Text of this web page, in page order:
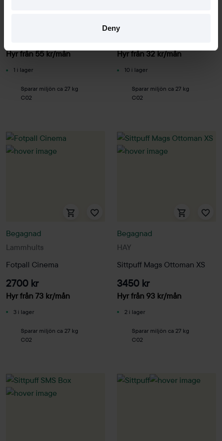
Deny
Hyr från55kr/mån
1 i lager
Sparar miljön ca 27 kg
C02
Hyr från32kr/mån
10 i lager
Sparar miljön ca 27 kg
C02
Lammhults
Begagnad
Fotpall Cinema
2700 kr
Hyr från 73 kr/mån
3 i lager
Sparar miljön ca 27 kg
C02
HAY
Begagnad
Sittpuff Mags Ottoman XS
3450 kr
Hyr från 93 kr/mån
2 i lager
Sparar miljön ca 27 kg
C02